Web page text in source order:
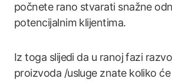
počnete rano stvarati snažne
potencijalnim klijentima.
Iz toga slijedi da u ranoj fazi
proizvoda /usluge znate koliko